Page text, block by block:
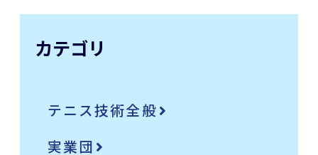
カテゴリ
テニス技術全般
実業団